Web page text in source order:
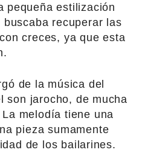
pequeña estilización
recuperar las
creces, ya que esta
de la música del
son jarocho, de mucha
melodía tiene una
pieza sumamente
de los bailarines.